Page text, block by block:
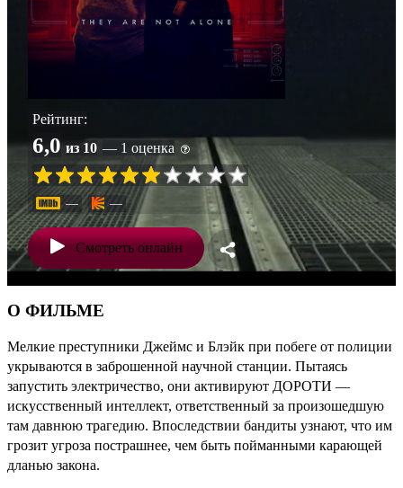
Рейтинг:
6,0 из 10 — 1 оценка
— —
Смотреть онлайн
О ФИЛЬМЕ
Мелкие преступники Джеймс и Блэйк при побеге от полиции
укрываются в заброшенной научной станции. Пытаясь
запустить электричество, они активируют ДОРОТИ —
искусственный интеллект, ответственный за произошедшую
там давнюю трагедию. Впоследствии бандиты узнают, что им
грозит угроза пострашнее, чем быть пойманными карающей
дланью закона.